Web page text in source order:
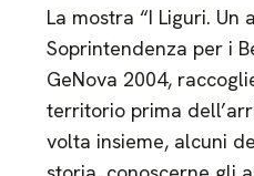
La mostra “I Liguri.
Soprintendenza per i
GeNova 2004,
territorio prima
volta insieme, alcuni